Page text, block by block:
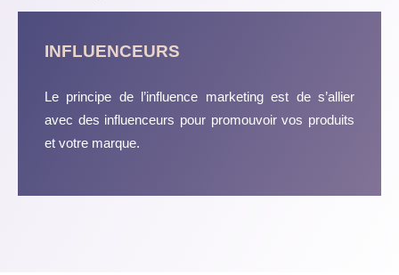
INFLUENCEURS
Le principe de l’influence marketing est de s’allier
avec des influenceurs pour promouvoir vos produits
et votre marque.